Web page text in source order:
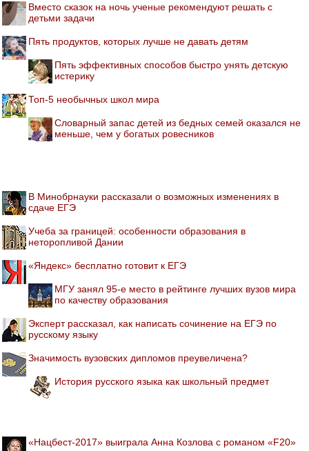
Вместо сказок на ночь ученые рекомендуют решать с
детьми задачи
Пять продуктов, которых лучше не давать детям
Пять эффективных способов быстро унять детскую
истерику
Топ-5 необычных школ мира
Словарный запас детей из бедных семей оказался не
меньше, чем у богатых ровесников
В Минобрнауки рассказали о возможных изменениях в
сдаче ЕГЭ
Учеба за границей: особенности образования в
неторопливой Дании
«Яндекс» бесплатно готовит к ЕГЭ
МГУ занял 95-е место в рейтинге лучших вузов мира
по качеству образования
Эксперт рассказал, как написать сочинение на ЕГЭ по
русскому языку
Значимость вузовских дипломов преувеличена?
История русского языка как школьный предмет
«Нацбест-2017» выиграла Анна Козлова с романом «F20»